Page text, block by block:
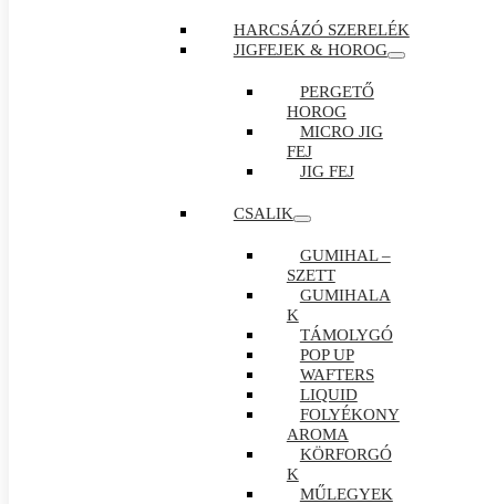
HARCSÁZÓ SZERELÉK
JIGFEJEK & HOROG
PERGETŐ
HOROG
MICRO JIG
FEJ
JIG FEJ
CSALIK
GUMIHAL –
SZETT
GUMIHALA
K
TÁMOLYGÓ
POP UP
WAFTERS
LIQUID
FOLYÉKONY
AROMA
KÖRFORGÓ
K
MŰLEGYEK